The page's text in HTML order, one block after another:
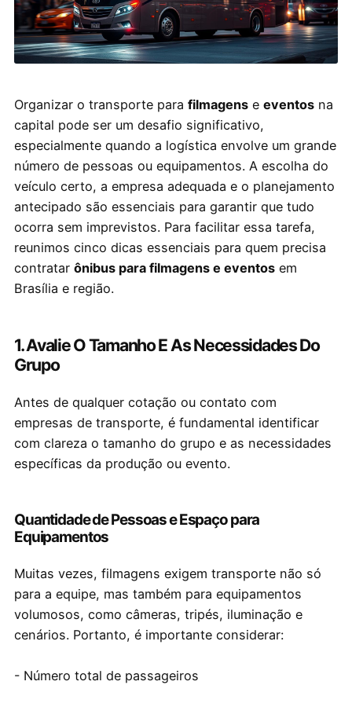
Organizar o transporte para filmagense eventosna
capital pode ser um desafio significativo,
especialmente quando a logística envolve um grande
número de pessoas ou equipamentos. A escolha do
veículo certo, a empresa adequada e o planejamento
antecipado são essenciais para garantir que tudo
ocorra sem imprevistos. Para facilitar essa tarefa,
reunimos cinco dicas essenciais para quem precisa
contratar ônibus para filmagens e eventosem
Brasília e região.
1. Avalie O Tamanho E As Necessidades Do
Grupo
Antes de qualquer cotação ou contato com
empresas de transporte, é fundamental identificar
com clareza o tamanho do grupo e as necessidades
específicas da produção ou evento.
Quantidade de Pessoas e Espaço para
Equipamentos
Muitas vezes, filmagens exigem transporte não só
para a equipe, mas também para equipamentos
volumosos, como câmeras, tripés, iluminação e
cenários. Portanto, é importante considerar:
- Número total de passageiros